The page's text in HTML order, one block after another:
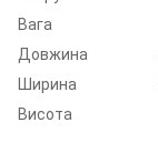
Вага
Довжина
Ширина
Висота